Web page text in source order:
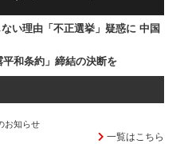
い理由「不正選挙」疑惑に 中国
和条約」締結の決断を
お知らせ
一覧はこちら